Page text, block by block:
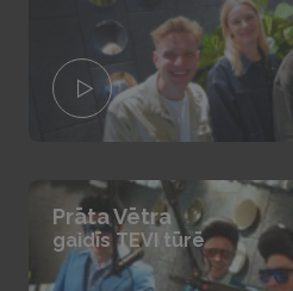
Prāta Vētra
gaidīs TEVI tūrē